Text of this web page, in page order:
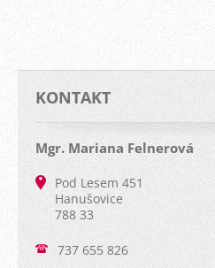
KONTAKT
Mgr. Mariana Felnerová
Pod Lesem 451
Hanušovice
788 33
737 655 826